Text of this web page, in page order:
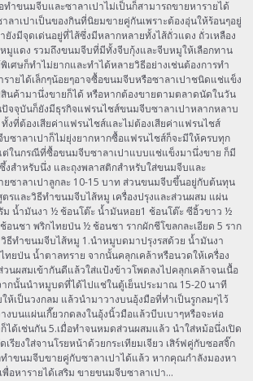
ำขนมจีบและซาลาเปาไม่เป็นก็สามารถขายหารายได้
ลาเปาเป็นของกินที่นิยมขายคู่กันเพราะต้องอุ่นให้ร้อนๆอยู่
ยังมีจุดเด่นอยู่ที่ไส้ซึ่งมีหลากหลายทั้งไส้ถั่วแดง ถั่วเหลือง
หมูแดง รวมถึงขนมจีบที่มีทั้งจีบกุ้งและจีบหมูให้เลือกทาน
เศษก็ทำไม่ยากและทำได้หลายวิธีอย่างเช่นต้องการทำ
ายได้เล็กๆน้อยๆอาจซื้อขนมจีบหรือซาลาเปาชนิดแช่แข็ง
นค้ามานึ่งขายก็ได้ หรือหากต้องขายตามตลาดนัดในวัน
จจุบันก็ยังมีธุรกิจแฟรนไชส์ขนมจีบซาลาเปาหลากหลาบ
ทั้งที่ต้องเสียค่าแฟรนไชส์และไม่ต้องเสียค่าแฟรนไชส์
ซาลาเปาก็ไม่ยุ่งยากหากซื้อแฟรนไชส์ก็จะมีให้ครบทุก
ต่ในกรณีที่ซื้อขนมจีบซาลาเปาแบบแช่แข็งมานึ่งขาย ก็มี
งสำหรับนึ่ง และถุงพลาสติกสำหรับใส่ขนมจีบและ
ยซาลาเปาลูกละ 10-15 บาท ส่วนขนมจีบขึ้นอยู่กับต้นทุน
รและวิธีทำขนมจีบไส้หมู เครื่องปรุงและส่วนผสม แผ่น
ม น้ำมันงา ½ ช้อนโต๊ะ น้ำมันหอย1 ช้อนโต๊ะ ซีอิ้วขาว ½
อนชา พริกไทยป่น ½ ช้อนชา รากผักชีโขลกละเอียด 5 ราก
ธีทำขนมจีบไส้หมู 1.นำหมูบดมาปรุงรสด้วย น้ำมันงา
ยป่น น้ำตาลทราย จากนั้นคลุกเคล้าหรือนวดให้เครื่อง
วนผสมเข้ากันดีแล้วใส่แป้งข้าวโพดลงไปคลุกเคล้าจนเนื้อ
กนั้นนำหมูบดที่ได้ไปแช่ในตู้เย็นประมาณ 15-20 นาที
ห้เป็นวงกลม แล้วนำมาวางบนอุ้งมือที่ทำเป็นรูกลมๆไว้
บนแผ่นเกี๊ยวกดลงในอุ้งนิ้วมือแล้วบีบเบาๆหรือจะห่อ
ได้เช่นกัน 5.เมื่อทำจนหมดส่วนผสมแล้ว นำใส่หม้อนึ่งเปิด
เรียงใส่จานโรยหน้าด้วยกระเทียมเจียว เสิร์ฟคู่กับซอสจิ๊ก
ทำขนมจีบขายคู่กับซาลาเปาได้แล้ว หากคุณกำลังมองหา
อหารายได้เสริม ขายขนมจีบซาลาเปา…